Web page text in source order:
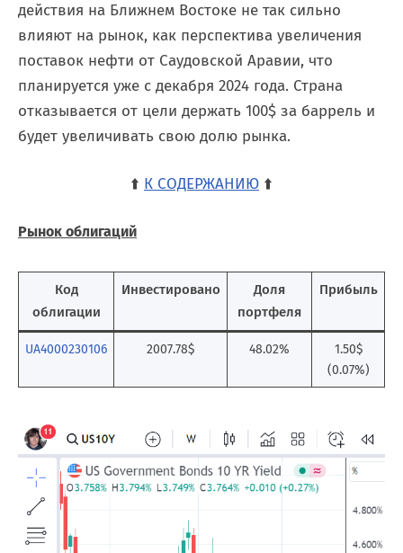
действия на Ближнем Востоке не так сильно
влияют на рынок, как перспектива увеличения
поставок нефти от Саудовской Аравии, что
планируется уже с декабря 2024 года. Страна
отказывается от цели держать 100$ за баррель и
будет увеличивать свою долю рынка.
⬆️ К СОДЕРЖАНИЮ ⬆️
Рынок облигаций
Код
облигации
Инвестировано
Доля
портфеля
Прибыль
UA4000230106 2007.78$ 48.02%
1.50$
(0.07%)